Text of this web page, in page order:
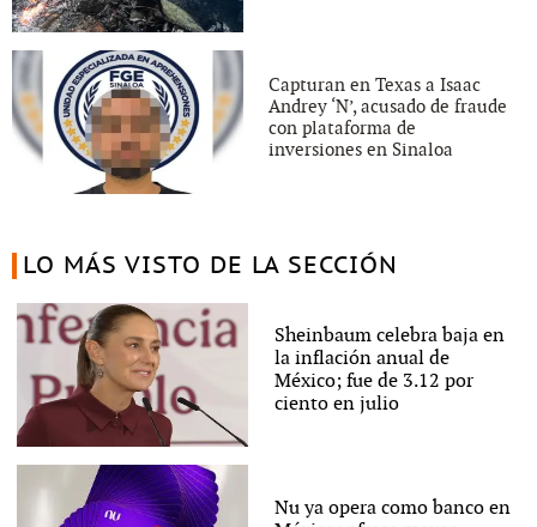
Capturan en Texas a Isaac
Andrey ‘N’, acusado de fraude
con plataforma de
inversiones en Sinaloa
LO MÁS VISTO DE LA SECCIÓN
Sheinbaum celebra baja en
la inflación anual de
México; fue de 3.12 por
ciento en julio
Nu ya opera como banco en